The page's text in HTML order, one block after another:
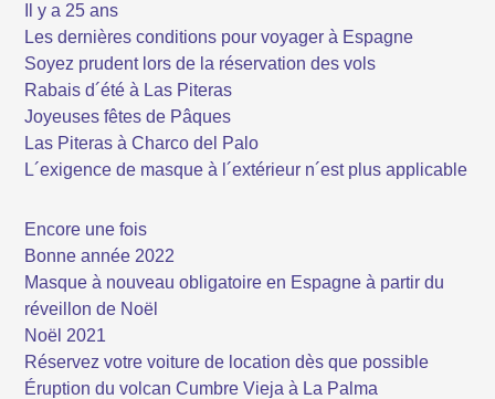
Il y a 25 ans
Les dernières conditions pour voyager à Espagne
Soyez prudent lors de la réservation des vols
Rabais d´été à Las Piteras
Joyeuses fêtes de Pâques
Las Piteras à Charco del Palo
L´exigence de masque à l´extérieur n´est plus applicable
Encore une fois
Bonne année 2022
Masque à nouveau obligatoire en Espagne à partir du
réveillon de Noël
Noël 2021
Réservez votre voiture de location dès que possible
Éruption du volcan Cumbre Vieja à La Palma